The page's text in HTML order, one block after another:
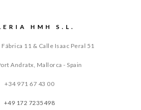
HMH S.L.
11 & Calle Isaac Peral 51
Andratx, Mallorca - Spain
+34 971 67 43 00
+49 172 7235498